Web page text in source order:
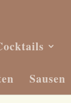
Sausen